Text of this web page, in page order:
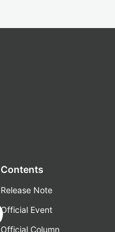
Contents
Release Note
Official Event
Official Column